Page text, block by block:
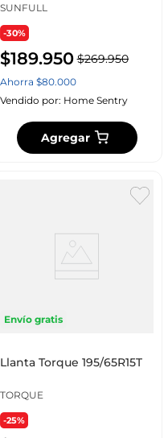
SUNFULL
-30%
$189.950 $269.950
Ahorra $80.000
Vendido por: Home Sentry
Agregar
Envío gratis
Llanta Torque 195/65R15T
TORQUE
-25%